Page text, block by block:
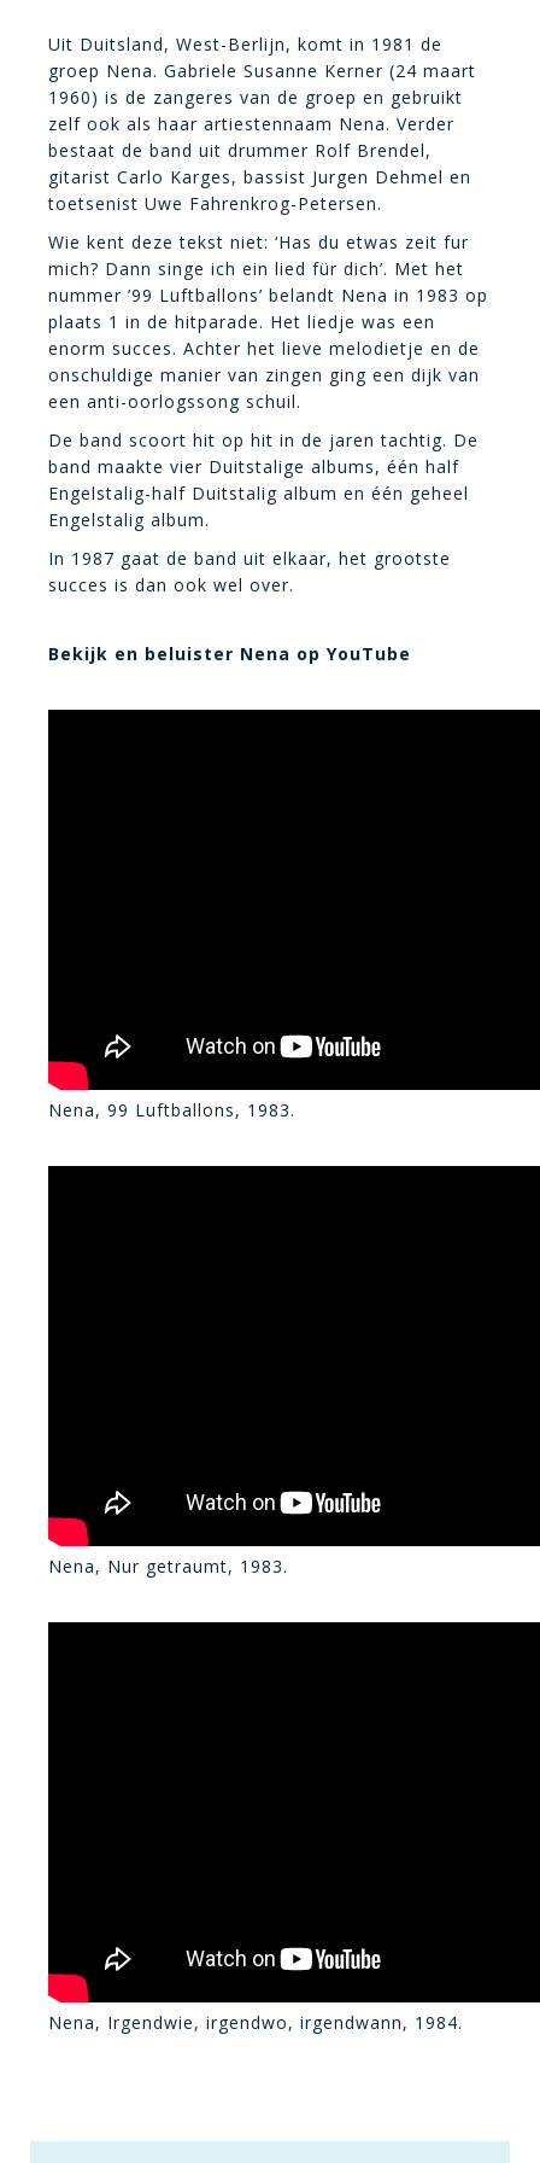
Uit Duitsland, West-Berlijn, komt in 1981 de
groep Nena. Gabriele Susanne Kerner (24 maart
1960) is de zangeres van de groep en gebruikt
zelf ook als haar artiestennaam Nena. Verder
bestaat de band uit drummer Rolf Brendel,
gitarist Carlo Karges, bassist Jurgen Dehmel en
toetsenist Uwe Fahrenkrog-Petersen.
Wie kent deze tekst niet: ‘Has du etwas zeit fur
mich? Dann singe ich ein lied für dich’. Met het
nummer ’99 Luftballons’ belandt Nena in 1983 op
plaats 1 in de hitparade. Het liedje was een
enorm succes. Achter het lieve melodietje en de
onschuldige manier van zingen ging een dijk van
een anti-oorlogssong schuil.
De band scoort hit op hit in de jaren tachtig. De
band maakte vier Duitstalige albums, één half
Engelstalig-half Duitstalig album en één geheel
Engelstalig album.
In 1987 gaat de band uit elkaar, het grootste
succes is dan ook wel over.
Bekijk en beluister Nena op YouTube
Nena, 99 Luftballons, 1983.
Nena, Nur getraumt, 1983.
Nena, Irgendwie, irgendwo, irgendwann, 1984.